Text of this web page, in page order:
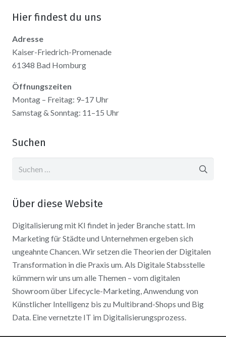
Hier findest du uns
Adresse
Kaiser-Friedrich-Promenade
61348 Bad Homburg
Öffnungszeiten
Montag – Freitag: 9–17 Uhr
Samstag & Sonntag: 11–15 Uhr
Suchen
Über diese Website
Digitalisierung mit KI findet in jeder Branche statt. Im
Marketing für Städte und Unternehmen ergeben sich
ungeahnte Chancen. Wir setzen die Theorien der Digitalen
Transformation in die Praxis um. Als Digitale Stabsstelle
kümmern wir uns um alle Themen – vom digitalen
Showroom über Lifecycle-Marketing, Anwendung von
Künstlicher Intelligenz bis zu Multibrand-Shops und Big
Data. Eine vernetzte IT im Digitalisierungsprozess.